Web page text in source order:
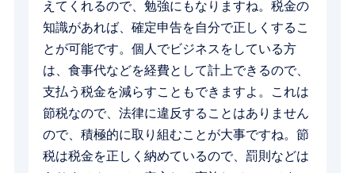
えてくれるので、勉強にもなりますね。税金の
知識があれば、確定申告を自分で正しくするこ
とが可能です。個人でビジネスをしている方
は、食事代などを経費として計上できるので、
支払う税金を減らすこともできますよ。これは
節税なので、法律に違反することはありません
ので、積極的に取り組むことが大事ですね。節
税は税金を正しく納めているので、罰則などは